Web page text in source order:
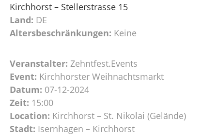
Kirchhorst – Stellerstrasse 15
Land: DE
Altersbeschränkungen: Keine
Veranstalter: Zehntfest.Events
Event: Kirchhorster Weihnachtsmarkt
Datum: 07-12-2024
Zeit: 15:00
Location: Kirchhorst – St. Nikolai (Gelände)
Stadt: Isernhagen – Kirchhorst